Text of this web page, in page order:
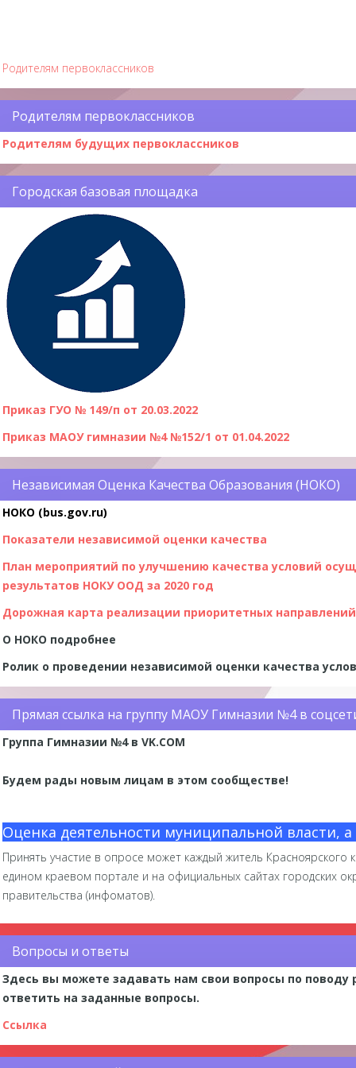
Родителям первоклассников
Родителям первоклассников
Родителям будущих первоклассников
Городская базовая площадка
Приказ ГУО № 149/п от 20.03.2022
Приказ МАОУ гимназии №4 №152/1 от 01.04.2022
Независимая Оценка Качества Образования (НОКО)
НОКО (bus.gov.ru)
Показатели независимой оценки качества
План мероприятий по улучшению качества условий
результатов НОКУ ООД за 2020 год
Дорожная карта реализации приоритетных
О НОКО подробнее
Ролик о проведении независимой оценки качества
Прямая ссылка на группу МАОУ Гимназии №4 в
Группа Гимназии №4 в VK.COM
Будем рады новым лицам в этом сообществе!
Оценка деятельности муниципальной власти,
Принять участие в опросе может каждый житель Красноярского
едином краевом портале и на официальных сайтах городских
правительства (инфоматов).
Вопросы и ответы
Здесь вы можете задавать нам свои вопросы по
ответить на заданные вопросы.
Ссылка